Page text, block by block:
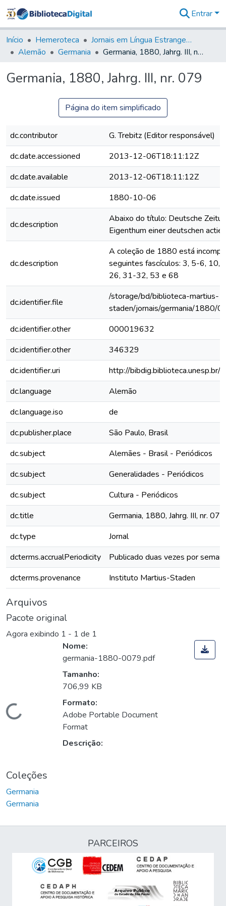
&
Coleções
Tudo na
Digital
Entrar
Início Hemeroteca
Jornais em Língua Estrangeira
Alemão
Germania Germania, 1880, Jahrg. III, nr. 079
Germania, 1880, Jahrg. III, nr. 079
Página do item simplificado
dc.contributor
G. Trebitz (Editor responsável)
dc.date.accessioned
2013-12-06T18:11:12Z
dc.date.available
2013-12-06T18:11:12Z
dc.date.issued
1880-10-06
dc.description
Abaixo do título: Deutsche
Eigenthum einer deutschen
dc.description
A coleção de 1880 está
seguintes fascículos: 3, 5-6, 10,
26, 31-32, 53 e 68
dc.identifier.file
/storage/bd/biblioteca-martius-
staden/jornais/germania/1880/
dc.identifier.other
000019632
dc.identifier.other
346329
dc.identifier.uri
http://
dc.language
Alemão
dc.language.iso
de
dc.publisher.place
São Paulo, Brasil
dc.subject
Alemães - Brasil - Periódicos
dc.subject
Generalidades - Periódicos
dc.subject
Cultura - Periódicos
dc.title
Germania, 1880, Jahrg. III, nr. 079
dc.type
Jornal
dcterms.accrualPeriodicity
Publicado duas vezes por
dcterms.provenance
Instituto Martius-Staden
Arquivos
Pacote original
Agora exibindo 1 - 1 de 1
Carregando...
Nome:
germania-1880-0079.pdf
Tamanho:
706,99 KB
Formato:
Adobe Portable Document
Format
Descrição:
Coleções
Germania
Germania
PARCEIROS